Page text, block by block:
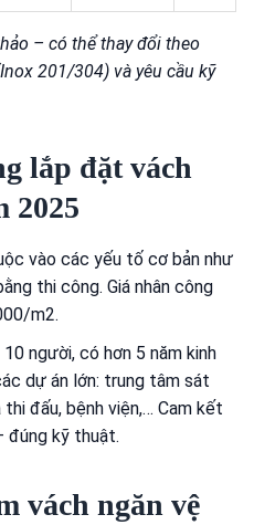
– có thể thay đổi theo
201/304) và yêu cầu kỹ
lắp đặt vách
2025
vào các yếu tố cơ bản như
thi công. Giá nhân công
m2.
người, có hơn 5 năm kinh
dự án lớn: trung tâm sát
thi đấu, bệnh viện,… Cam kết
đúng kỹ thuật.
vách ngăn vệ